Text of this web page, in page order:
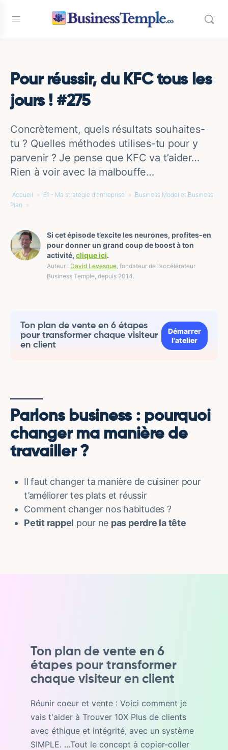
Pour réussir, du KFC tous les
jours ! #275
Concrètement, quels résultats souhaites-
tu ? Quelles méthodes utilises-tu pour y
parvenir ? Je pense que KFC va t’aider…
Rien à voir avec la malbouffe…
Accueil » E1 - Ma stratégie d'entreprise » Business Model et Business
Plan »
Si cet épisode t’excite les neurones, profites-en
pour donner un grand coup de boost à ton
activité, clique ici.
Auteur : David Levesque, fondateur de l’accélérateur
Business Temple, depuis 2014.
Ton plan de vente en 6 étapes
pour transformer chaque visiteur
en client
Démarrer
l'atelier
Parlons business : pourquoi
changer ma manière de
travailler ?
Il faut changer ta manière de cuisiner pour
t’améliorer tes plats et réussir
Comment changer nos habitudes ?
Petit rappel pour ne pas perdre la tête
Ton plan de vente en 6
étapes pour transformer
chaque visiteur en client
Réunir coeur et vente : Voici comment je
vais t'aider à Trouver 10X Plus de clients
avec éthique et intégrité, avec un système
SIMPLE. …Tout le concept à copier-coller